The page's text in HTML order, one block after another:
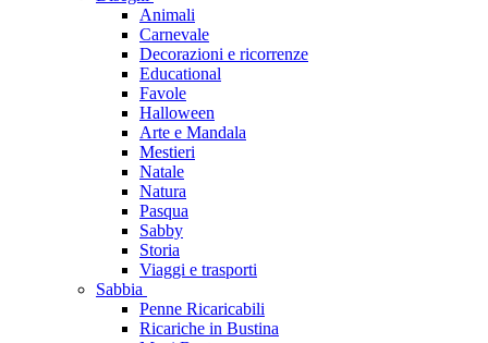
Animali
Carnevale
Decorazioni e ricorrenze
Educational
Favole
Halloween
Arte e Mandala
Mestieri
Natale
Natura
Pasqua
Sabby
Storia
Viaggi e trasporti
Sabbia
Penne Ricaricabili
Ricariche in Bustina